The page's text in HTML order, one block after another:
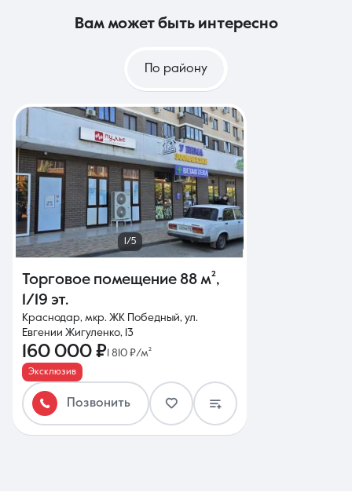
вам может быть интересно
По району
1/5
Торговое помещение 88 м²,
1/19 эт.
Краснодар, мкр. ЖК Победный, ул.
Евгении Жигуленко, 13
160 000 ₽1 810 ₽/м²
Эксклюзив
Позвонить